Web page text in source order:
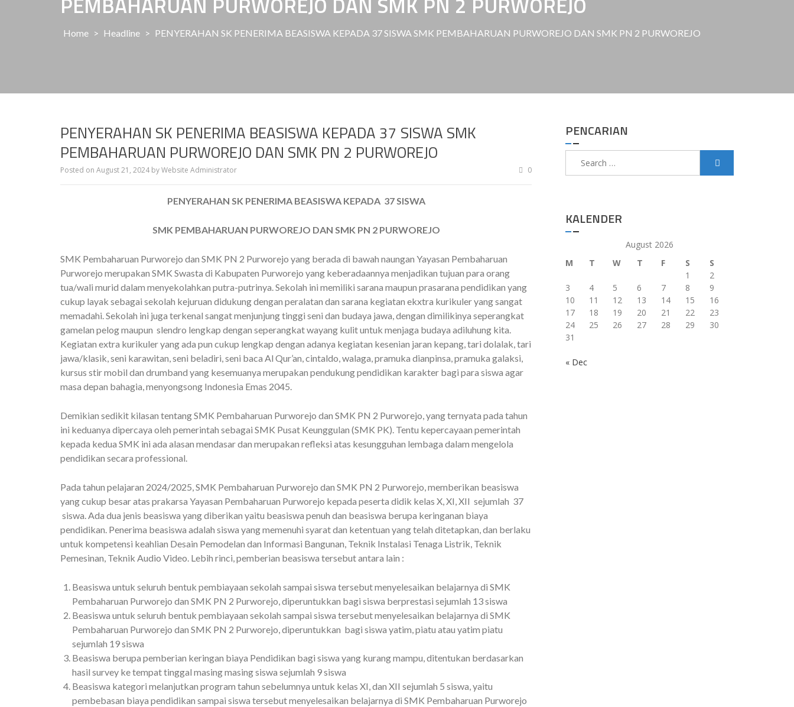
Home > Headline > PENYERAHAN SK PENERIMA BEASISWA KEPADA 37 SISWA SMK PEMBAHARUAN PURWOREJO DAN SMK PN 2 PURWOREJO
PENYERAHAN SK PENERIMA BEASISWA KEPADA 37 SISWA SMK
PEMBAHARUAN PURWOREJO DAN SMK PN 2 PURWOREJO
Posted on August 21, 2024 byWebsite Administrator 0
PENYERAHAN SK PENERIMA BEASISWA KEPADA 37 SISWA
SMK PEMBAHARUAN PURWOREJO DAN SMK PN 2 PURWOREJO
SMK Pembaharuan Purworejo dan SMK PN 2 Purworejo yang berada di bawah naungan Yayasan Pembaharuan
Purworejo merupakan SMK Swasta di Kabupaten Purworejo yang keberadaannya menjadikan tujuan para orang
tua/wali murid dalam menyekolahkan putra-putrinya. Sekolah ini memiliki sarana maupun prasarana pendidikan yang
cukup layak sebagai sekolah kejuruan didukung dengan peralatan dan sarana kegiatan ekxtra kurikuler yang sangat
memadahi. Sekolah ini juga terkenal sangat menjunjung tinggi seni dan budaya jawa, dengan dimilikinya seperangkat
gamelan pelog maupun slendro lengkap dengan seperangkat wayang kulit untuk menjaga budaya adiluhung kita.
Kegiatan extra kurikuler yang ada pun cukup lengkap dengan adanya kegiatan kesenian jaran kepang, tari dolalak, tari
jawa/klasik, seni karawitan, seni beladiri, seni baca Al Qur’an, cintaldo, walaga, pramuka dianpinsa, pramuka galaksi,
kursus stir mobil dan drumband yang kesemuanya merupakan pendukung pendidikan karakter bagi para siswa agar
masa depan bahagia, menyongsong Indonesia Emas 2045.
Demikian sedikit kilasan tentang SMK Pembaharuan Purworejo dan SMK PN 2 Purworejo, yang ternyata pada tahun
ini keduanya dipercaya oleh pemerintah sebagai SMK Pusat Keunggulan (SMK PK). Tentu kepercayaan pemerintah
kepada kedua SMK ini ada alasan mendasar dan merupakan refleksi atas kesungguhan lembaga dalam mengelola
pendidikan secara professional.
Pada tahun pelajaran 2024/2025, SMK Pembaharuan Purworejo dan SMK PN 2 Purworejo, memberikan beasiswa
yang cukup besar atas prakarsa Yayasan Pembaharuan Purworejo kepada peserta didik kelas X, XI, XII sejumlah 37
siswa. Ada dua jenis beasiswa yang diberikan yaitu beasiswa penuh dan beasiswa berupa keringanan biaya
pendidikan. Penerima beasiswa adalah siswa yang memenuhi syarat dan ketentuan yang telah ditetapkan, dan berlaku
untuk kompetensi keahlian Desain Pemodelan dan Informasi Bangunan, Teknik Instalasi Tenaga Listrik, Teknik
Pemesinan, Teknik Audio Video. Lebih rinci, pemberian beasiswa tersebut antara lain :
Beasiswa untuk seluruh bentuk pembiayaan sekolah sampai siswa tersebut menyelesaikan belajarnya di SMK
Pembaharuan Purworejo dan SMK PN 2 Purworejo, diperuntukkan bagi siswa berprestasi sejumlah 13 siswa
Beasiswa untuk seluruh bentuk pembiayaan sekolah sampai siswa tersebut menyelesaikan belajarnya di SMK
Pembaharuan Purworejo dan SMK PN 2 Purworejo, diperuntukkan bagi siswa yatim, piatu atau yatim piatu
sejumlah 19 siswa
Beasiswa berupa pemberian keringan biaya Pendidikan bagi siswa yang kurang mampu, ditentukan berdasarkan
hasil survey ke tempat tinggal masing masing siswa sejumlah 9 siswa
Beasiswa kategori melanjutkan program tahun sebelumnya untuk kelas XI, dan XII sejumlah 5 siswa, yaitu
pembebasan biaya pendidikan sampai siswa tersebut menyelesaikan belajarnya di SMK Pembaharuan Purworejo
PENCARIAN
KALENDER
August 2026
M
T W T F S
S
1
2
3
4 5 6 7 8
9
10
11 12 13 14 15
16
17
18 19 20 21 22
23
24
25 26 27 28 29
30
31
« Dec